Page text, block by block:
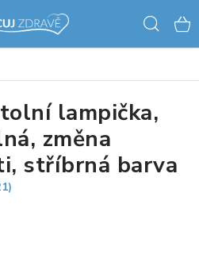
STOLY
lampička,
změna
stříbrná barva